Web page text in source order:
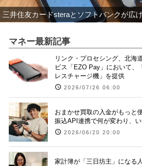
三井住友カードsteraとソフトバンクが広
マネー最新記事
リンク・プロセシング、北海
ビス「EZO Pay」において、
レスチャージ機」を提供
2026/07/26 06:00
おまかせ買取の入金がもっと
振込API連携で何が変わり、
2026/06/20 20:00
家計簿が「三日坊主」になる